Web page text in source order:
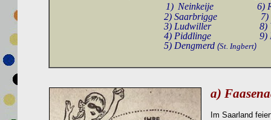
1) Neinkeije 6)
2) Saarbrigge
7)
3) Ludwiller
8)
4) Piddlinge
9)
5) Dengmerd (St. Ingbert)
a)
Im Saarland